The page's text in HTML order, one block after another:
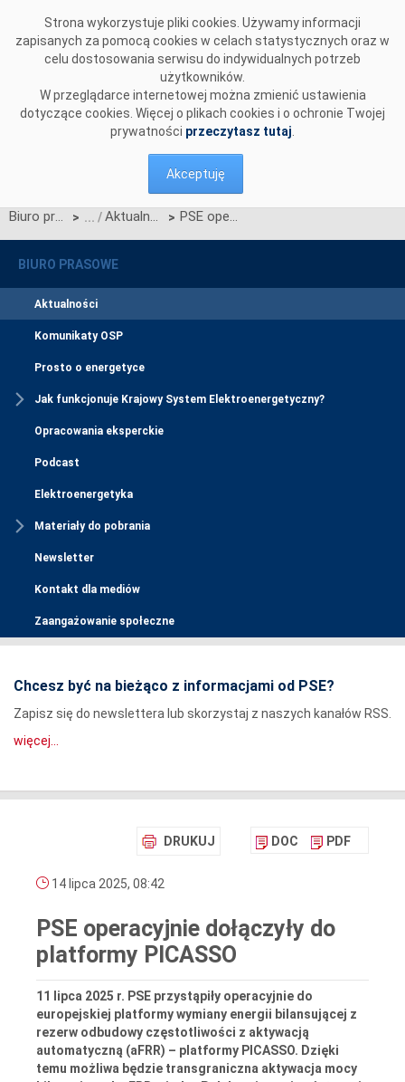
Strona wykorzystuje pliki cookies. Używamy informacji
zapisanych za pomocą cookies w celach statystycznych oraz w
celu dostosowania serwisu do indywidualnych potrzeb
użytkowników.
W przeglądarce internetowej można zmienić ustawienia
dotyczące cookies. Więcej o plikach cookies i o ochronie Twojej
prywatności przeczytasz tutaj
Akceptuję
Biuro prasowe > Aktualności > PSE operacyjnie dołączyły do platformy PICASSO
BIURO PRASOWE
Aktualności
Komunikaty OSP
Prosto o energetyce
Jak funkcjonuje Krajowy System Elektroenergetyczny?
Opracowania eksperckie
Podcast
Elektroenergetyka
Materiały do pobrania
Newsletter
Kontakt dla mediów
Zaangażowanie społeczne
Chcesz być na bieżąco z informacjami od PSE?
Zapisz się do newslettera lub skorzystaj z naszych kanałów RSS.
więcej...
DRUKUJ DOC PDF
14 lipca 2025, 08:42
PSE operacyjnie dołączyły do
platformy PICASSO
11 lipca 2025 r. PSE przystąpiły operacyjnie do
europejskiej platformy wymiany energii bilansującej z
rezerw odbudowy częstotliwości z aktywacją
automatyczną (aFRR) – platformy PICASSO. Dzięki
temu możliwa będzie transgraniczna aktywacja mocy